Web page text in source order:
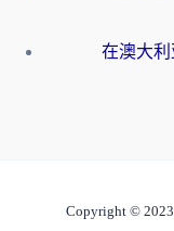
Copyright © 2023